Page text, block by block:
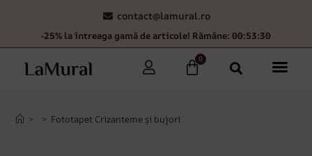
contact@lamural.ro
-25% la întreaga gamă de articole! Rămâne: 00:53:29
0
> > Fototapet Crizanteme și bujori